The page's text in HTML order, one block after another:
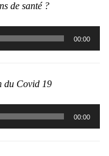
de santé ?
00:00
du Covid 19
00:00